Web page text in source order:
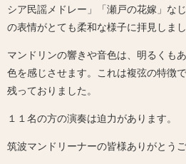
シア民謡メドレー」「瀬戸の花嫁」な
の表情がとても柔和な様子に拝見しまし
マンドリンの響きや音色は、明るくも
色を感じさせます。これは複弦の特徴
残っておりました。
１１名の方の演奏は迫力があります。
筑波マンドリーナーの皆様ありがとうご